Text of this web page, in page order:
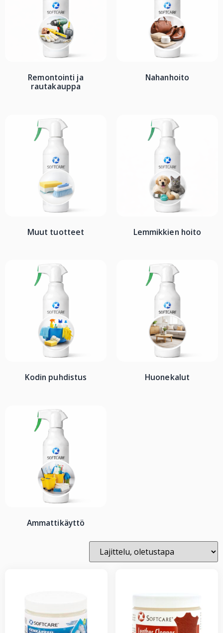
Remontointi ja
rautakauppa
Nahanhoito
Muut tuotteet Lemmikkien hoito
Kodin puhdistus Huonekalut
Ammattikäyttö